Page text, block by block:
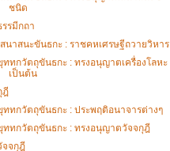
ชนิด
รรมีกถา
สนาสนะขันธกะ : ราชคหเศรษฐีถวายวิหาร
ททกวัตถุขันธกะ : ทรงอนุญาตเครื่องโลหะ
เป็นต้น
ฎี
ททกวัตถุขันธกะ : ประพฤติอนาจารต่างๆ
ททกวัตถุขันธกะ : ทรงอนุญาตวัจจกุฎี
จจกุฎี